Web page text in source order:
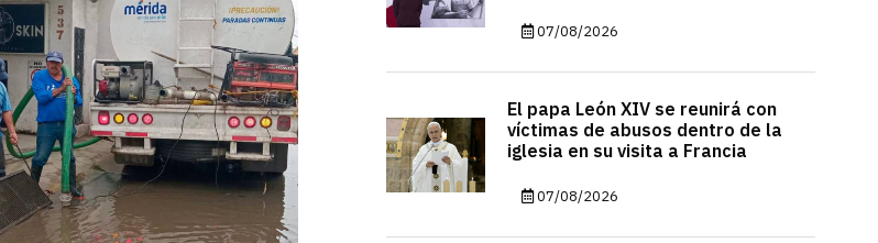
07/08/2026
El papa León XIV se reunirá con
víctimas de abusos dentro de la
iglesia en su visita a Francia
07/08/2026